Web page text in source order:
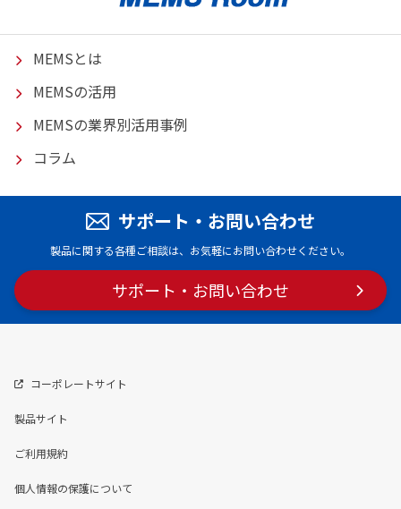
MEMSとは
MEMSの活用
MEMSの業界別活用事例
コラム
サポート・お問い合わせ
製品に関する各種ご相談は、お気軽にお問い合わせください。
サポート・ お問い合わせ
コーポレートサイト
製品サイト
ご利用規約
個人情報の保護について